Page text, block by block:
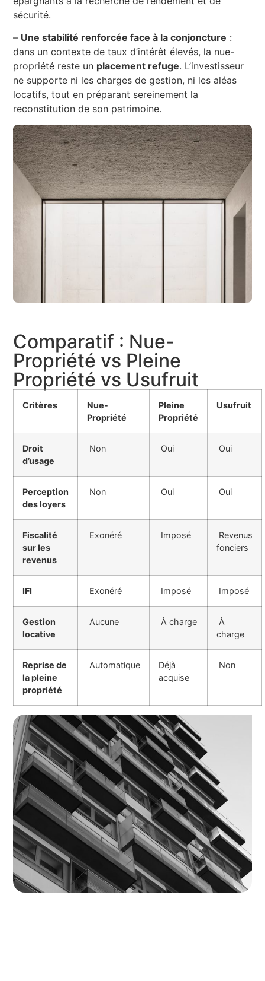
sécurité.
– Une stabilité renforcée face à la conjoncture :
dans un contexte de taux d’intérêt élevés, la nue-
propriété reste un placement refuge. L’investisseur
ne supporte ni les charges de gestion, ni les aléas
locatifs, tout en préparant sereinement la
reconstitution de son patrimoine.
Comparatif : Nue-
Propriété vs Pleine
Propriété vs Usufruit
Critères
Nue-
Propriété
Pleine
Propriété
Usufruit
Droit
d’usage
Non Oui Oui
Perception
des loyers
Non Oui Oui
Fiscalité
sur les
revenus
Exonéré Imposé
Revenus
fonciers
IFI Exonéré Imposé Imposé
Gestion
locative
Aucune À charge
À
charge
Reprise de
la pleine
propriété
Automatique
Déjà
acquise
Non